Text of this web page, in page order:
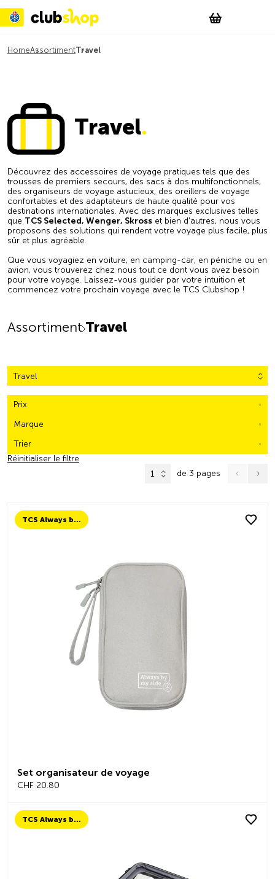
Account
WishList
HomeAssortimentTravel
Travel.
Découvrez des accessoires de voyage pratiques tels que des
trousses de premiers secours, des sacs à dos multifonctionnels,
des organiseurs de voyage astucieux, des oreillers de voyage
confortables et des adaptateurs de haute qualité pour vos
destinations internationales. Avec des marques exclusives telles
que TCS Selected, Wenger, Skross et bien d'autres, nous vous
proposons des solutions qui rendent votre voyage plus facile, plus
sûr et plus agréable.
Que vous voyagiez en voiture, en camping-car, en péniche ou en
avion, vous trouverez chez nous tout ce dont vous avez besoin
pour votre voyage. Laissez-vous guider par votre intuition et
commencez votre prochain voyage avec le TCS Clubshop !
Assortiment Travel
Travel
Prix
Marque
Trier
Réinitialiser le filtre
1
de 3 pages
TCS Always by my side
Set organisateur de voyage
CHF 20.80
TCS Always by my side